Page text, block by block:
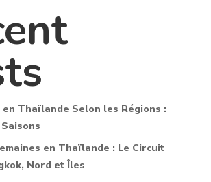
Thaïlande Selon les Régions :
en Thaïlande : Le Circuit
Nord et Îles